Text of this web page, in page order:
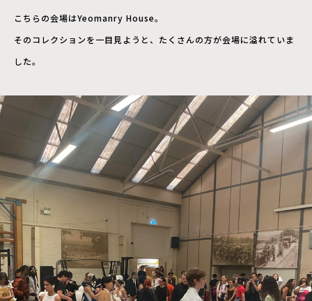
こちらの会場はYeomanry House。
そのコレクションを一目見ようと、たくさんの方が会場に溢れていま
した。